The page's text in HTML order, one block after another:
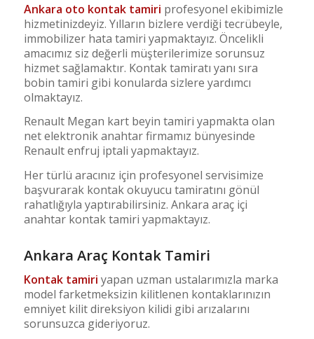
Ankara oto kontak tamiri profesyonel ekibimizle
hizmetinizdeyiz. Yılların bizlere verdiği tecrübeyle,
immobilizer hata tamiri yapmaktayız. Öncelikli
amacımız siz değerli müşterilerimize sorunsuz
hizmet sağlamaktır. Kontak tamiratı yanı sıra
bobin tamiri gibi konularda sizlere yardımcı
olmaktayız.
Renault Megan kart beyin tamiri yapmakta olan
net elektronik anahtar firmamız bünyesinde
Renault enfruj iptali yapmaktayız.
Her türlü aracınız için profesyonel servisimize
başvurarak kontak okuyucu tamiratını gönül
rahatlığıyla yaptırabilirsiniz. Ankara araç içi
anahtar kontak tamiri yapmaktayız.
Ankara Araç Kontak Tamiri
Kontak tamiri yapan uzman ustalarımızla marka
model farketmeksizin kilitlenen kontaklarınızın
emniyet kilit direksiyon kilidi gibi arızalarını
sorunsuzca gideriyoruz.